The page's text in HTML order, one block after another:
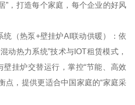
”，打造每个家庭，每个企业的好风
统（热泵+壁挂炉AI 联动供暖）：依
动热力系统”技术与 IOT租赁模式，
壁挂炉交替运行，掌控“节能、高效
点，提供更适合中国家庭的“家庭采